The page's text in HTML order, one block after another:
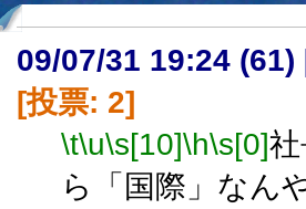
09/07/31 19:24 (61)
[投票: 2]
\t\u\s[10]\h\s[0]
ら「国際」なん